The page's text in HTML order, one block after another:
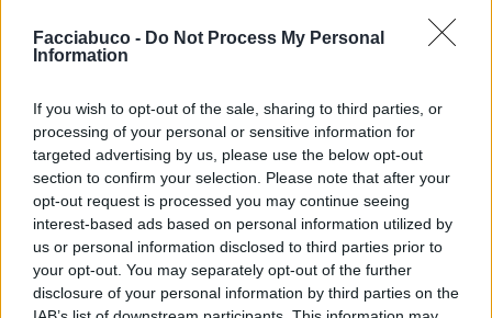
Facciabuco - Do Not Process My Personal
Information
If you wish to opt-out of the sale, sharing to third parties, or
processing of your personal or sensitive information for
targeted advertising by us, please use the below opt-out
section to confirm your selection. Please note that after your
opt-out request is processed you may continue seeing
interest-based ads based on personal information utilized by
us or personal information disclosed to third parties prior to
your opt-out. You may separately opt-out of the further
disclosure of your personal information by third parties on the
Animazione Pesante (2.35 Mb)
Stime: 37  Commenti: 5